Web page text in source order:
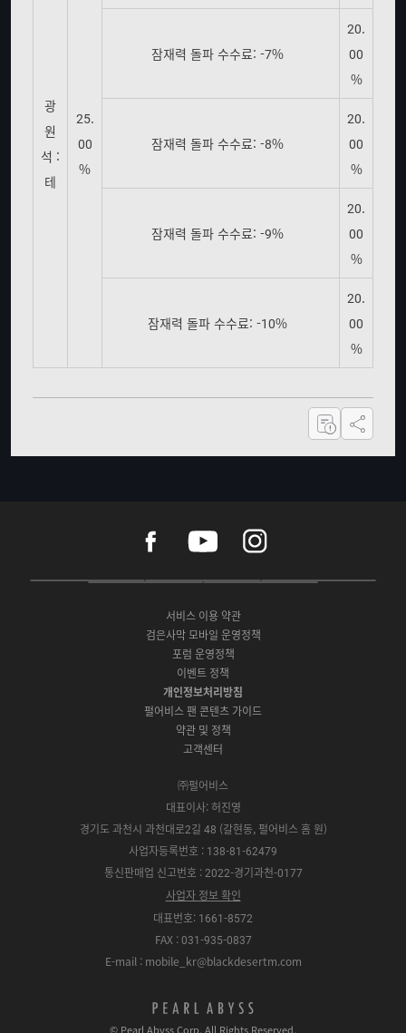
광
원
석 :
테
25.
00
%
잠재력 돌파 수수료: -7%
20.
00
%
잠재력 돌파 수수료: -8%
20.
00
%
잠재력 돌파 수수료: -9%
20.
00
%
잠재력 돌파 수수료: -10%
20.
00
%
공유하기
a
e
o
k
o
t
b
e
i
n
t
r
a
P
A
p
S
t
o
r
e
G
a
t
S
e
서비스 이용 약관
검은사막 모바일 운영정책
포럼 운영정책
이벤트 정책
개인정보처리방침
펄어비스 팬 콘텐츠 가이드
약관 및 정책
고객센터
㈜펄어비스
대표이사: 허진영
경기도 과천시 과천대로2길 48 (갈현동, 펄어비스 홈 원)
사업자등록번호 : 138-81-62479
통신판매업 신고번호 : 2022-경기과천-0177
사업자 정보 확인
대표번호: 1661-8572
FAX : 031-935-0837
E-mail : mobile_kr@blackdesertm.com
p
e